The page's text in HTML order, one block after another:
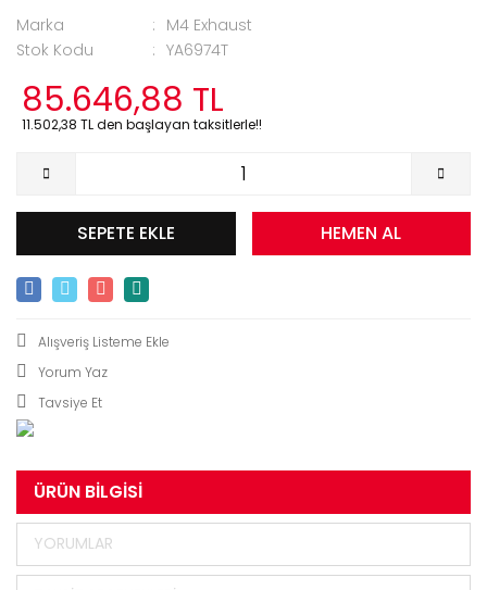
Marka
M4 Exhaust
Stok Kodu
YA6974T
85.646,88 TL
11.502,38 TL den başlayan taksitlerle!!
SEPETE EKLE HEMEN AL
Yorum Yaz
Tavsiye Et
ÜRÜN BILGISI
YORUMLAR